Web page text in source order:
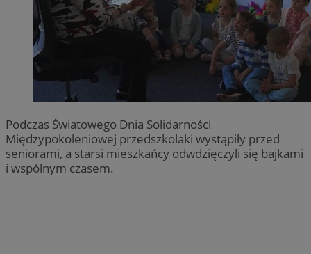
Podczas Światowego Dnia Solidarności
Międzypokoleniowej przedszkolaki wystąpiły przed
seniorami, a starsi mieszkańcy odwdzięczyli się bajkami
i wspólnym czasem.